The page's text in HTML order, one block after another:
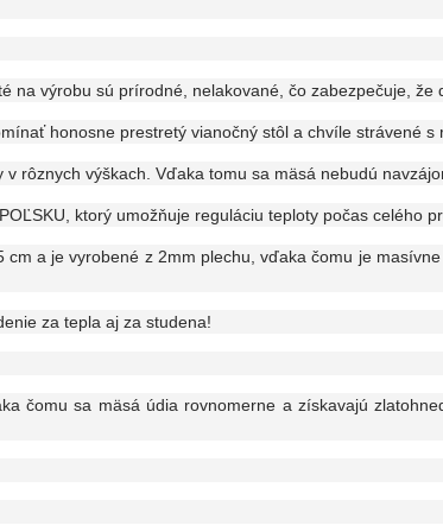
na výrobu sú prírodné, nelakované, čo zabezpečuje,
honosne prestretý vianočný stôl a chvíle strávené s
rôznych výškach. Vďaka tomu sa mäsá nebudú
ktorý umožňuje reguláciu teploty počas celého
a je vyrobené z 2mm plechu, vďaka čomu je
za tepla aj za studena!
čomu sa mäsá údia rovnomerne a získavajú